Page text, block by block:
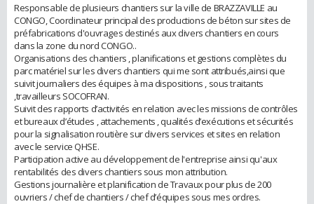
Responsable de plusieurs chantiers sur la ville de BRAZZAVILLE au
CONGO, Coordinateur principal des productions de béton sur sites de
préfabrications d'ouvrages destinés aux divers chantiers en cours
dans la zone du nord CONGO..
Organisations des chantiers , planifications et gestions complètes du
parc matériel sur les divers chantiers qui me sont attribués,ainsi que
suivit journaliers des équipes à ma dispositions , sous traitants
,travailleurs SOCOFRAN.
Suivit des rapports d’activités en relation avec les missions de contrôles
et bureaux d’études , attachements , qualités d’exécutions et sécurités
pour la signalisation routière sur divers services et sites en relation
avec le service QHSE.
Participation active au développement de l'entreprise ainsi qu'aux
rentabilités des divers chantiers sous mon attribution.
Gestions journalière et planification de Travaux pour plus de 200
ouvriers / chef de chantiers / chef d’équipes sous mes ordres.